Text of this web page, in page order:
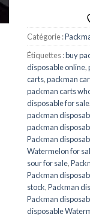
Catégorie :
Étiquettes :buy
disposable online,
carts,packman
packman carts
disposable for sale,
packman
packman
Packman
Watermelon for
sour for sale,
Packman
stock,Packman
Packman
disposable